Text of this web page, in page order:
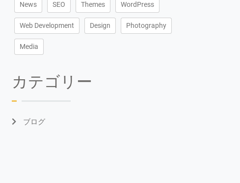
News SEO Themes WordPress
Web Development Design Photography
Media
カテゴリー
ブログ